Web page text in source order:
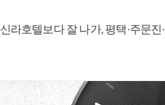
라호텔보다 잘 나가, 평택·주문진·